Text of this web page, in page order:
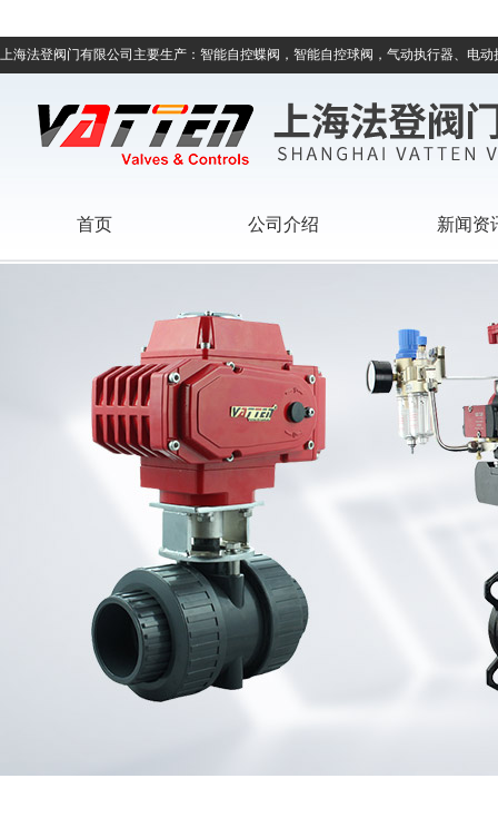
上海法登阀门有限公司主要生产：智能自控蝶阀，智能自控球阀，气动执行器、电
首页 公司介绍 新闻资